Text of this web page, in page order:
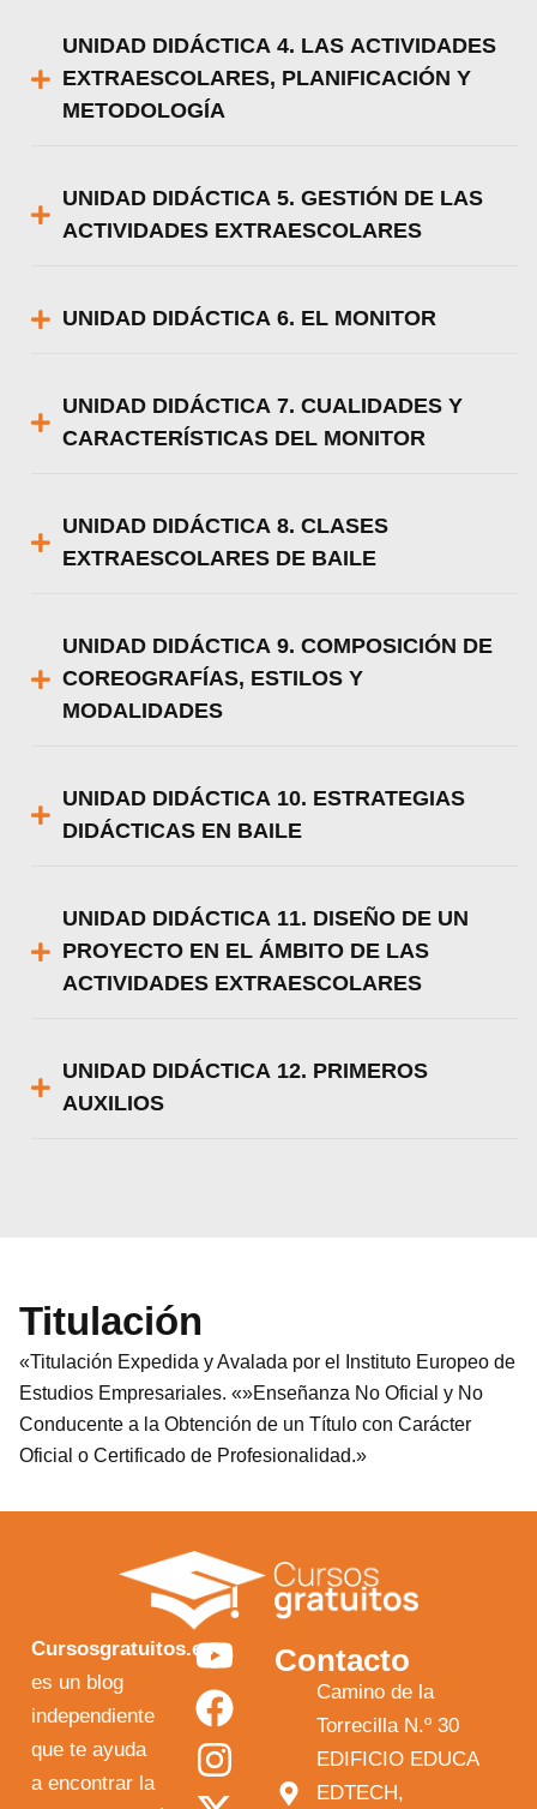
UNIDAD DIDÁCTICA 4. LAS ACTIVIDADES
EXTRAESCOLARES, PLANIFICACIÓN Y
METODOLOGÍA
UNIDAD DIDÁCTICA 5. GESTIÓN DE LAS
ACTIVIDADES EXTRAESCOLARES
UNIDAD DIDÁCTICA 6. EL MONITOR
UNIDAD DIDÁCTICA 7. CUALIDADES Y
CARACTERÍSTICAS DEL MONITOR
UNIDAD DIDÁCTICA 8. CLASES
EXTRAESCOLARES DE BAILE
UNIDAD DIDÁCTICA 9. COMPOSICIÓN DE
COREOGRAFÍAS, ESTILOS Y
MODALIDADES
UNIDAD DIDÁCTICA 10. ESTRATEGIAS
DIDÁCTICAS EN BAILE
UNIDAD DIDÁCTICA 11. DISEÑO DE UN
PROYECTO EN EL ÁMBITO DE LAS
ACTIVIDADES EXTRAESCOLARES
UNIDAD DIDÁCTICA 12. PRIMEROS
AUXILIOS
Titulación
«Titulación Expedida y Avalada por el Instituto Europeo de
Estudios Empresariales. «»Enseñanza No Oficial y No
Conducente a la Obtención de un Título con Carácter
Oficial o Certificado de Profesionalidad.»
Cursosgratuitos.es
es un blog
independiente
que te ayuda
a encontrar la
Y
o
u
t
F
a
c
e
I
n
s
t
X
-
t
w
Contacto
Camino de la
Torrecilla N.º 30
EDIFICIO EDUCA
EDTECH,